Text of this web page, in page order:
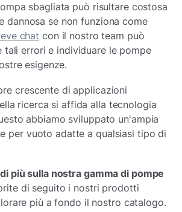
sbagliata può risultare costosa
dannosa se non funziona come
chat con il nostro team può
tali errori e individuare le pompe
esigenze.
crescente di applicazioni
ricerca si affida alla tecnologia
abbiamo sviluppato un'ampia
per vuoto adatte a qualsiasi tipo di
più sulla nostra gamma di pompe
di seguito i nostri prodotti
più a fondo il nostro catalogo.